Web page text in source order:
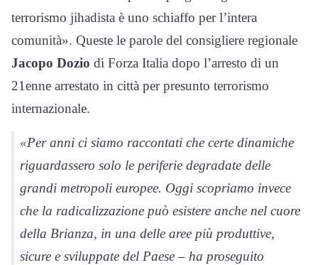
terrorismo jihadista è uno schiaffo per l’intera
comunità». Queste le parole del consigliere regionale
Jacopo Dozio di Forza Italia dopo l’arresto di un
21enne arrestato in città per presunto terrorismo
internazionale.
«Per anni ci siamo raccontati che certe dinamiche
riguardassero solo le periferie degradate delle
grandi metropoli europee. Oggi scopriamo invece
che la radicalizzazione può esistere anche nel cuore
della Brianza, in una delle aree più produttive,
sicure e sviluppate del Paese – ha proseguito